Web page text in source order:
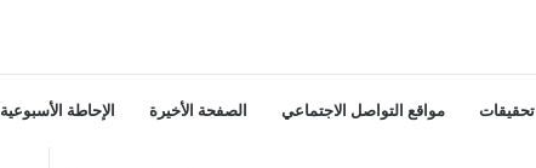
تحقيقات مواقع التواصل الاجتماعي الصفحة الأخيرة الإحاطة الأسبوعية